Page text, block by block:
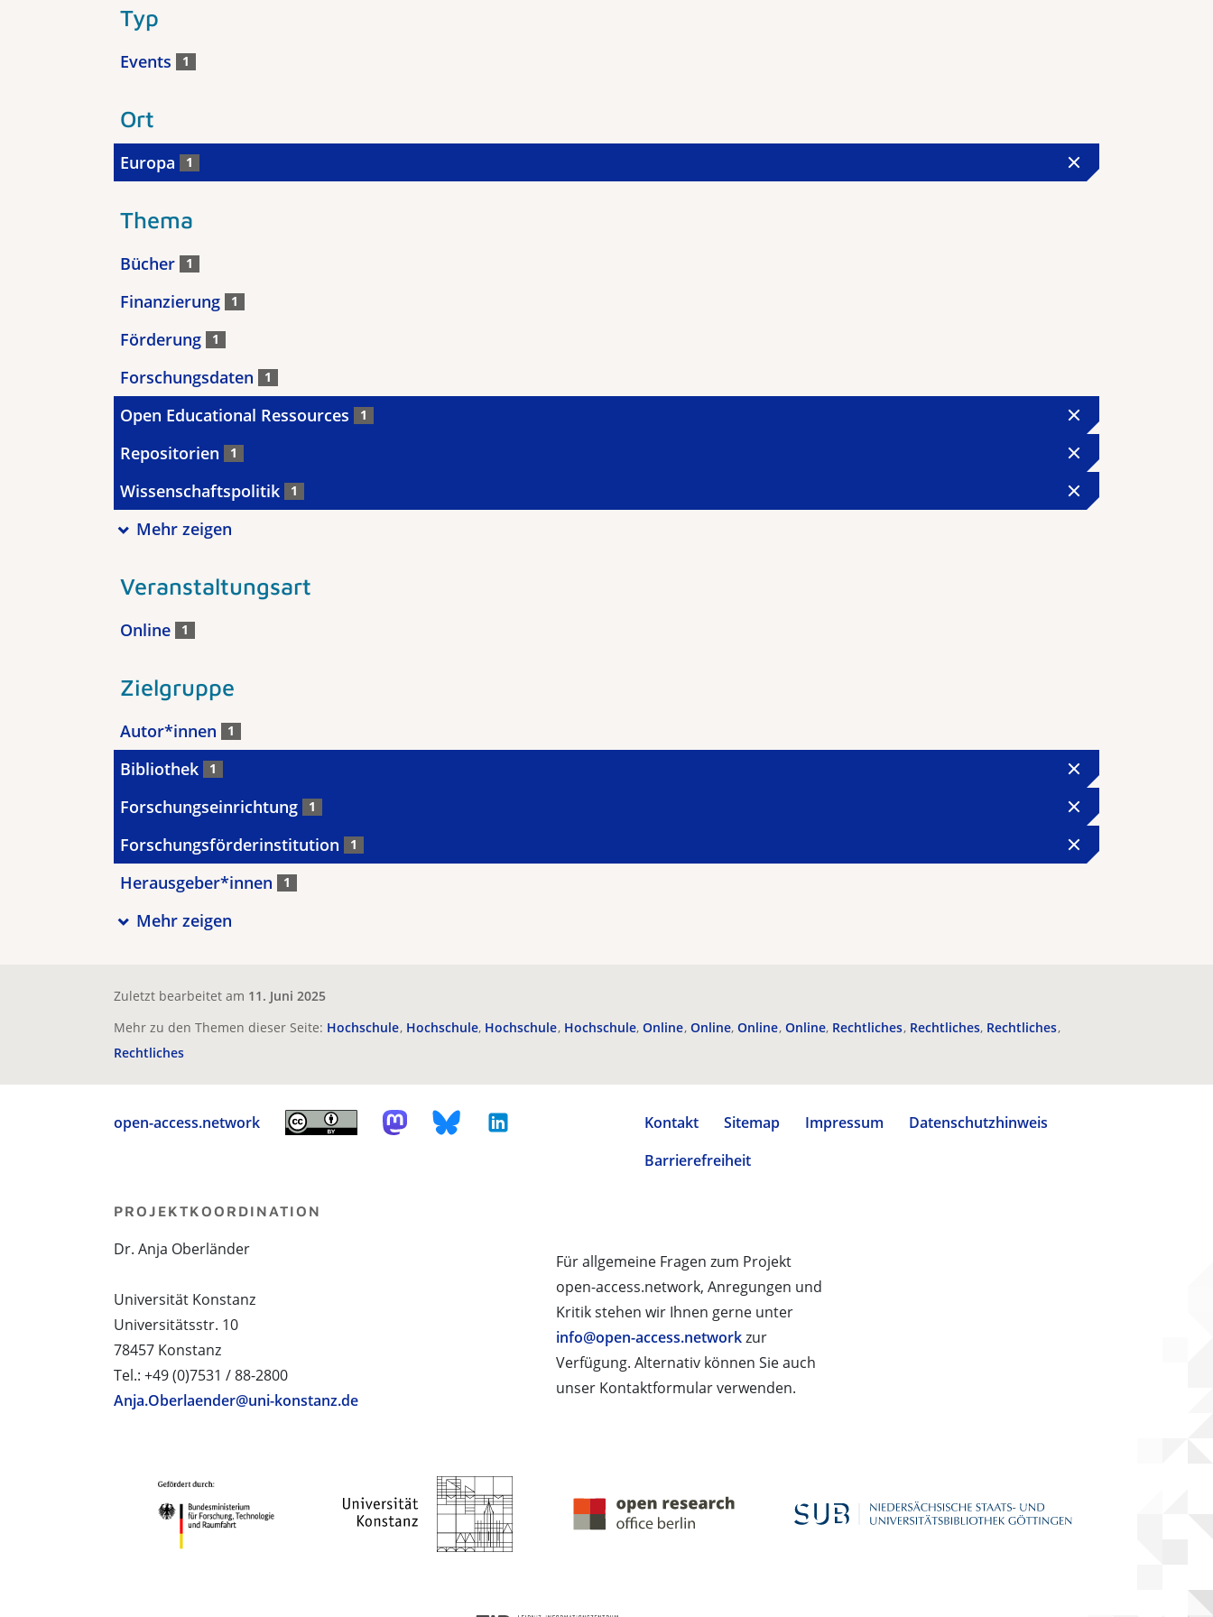
Typ
Events 1
Ort
Europa 1
Thema
Bücher 1
Finanzierung 1
Förderung 1
Forschungsdaten 1
Open Educational Ressources 1
Repositorien 1
Wissenschaftspolitik 1
Mehr zeigen
Veranstaltungsart
Online 1
Zielgruppe
Autor*innen 1
Bibliothek 1
Forschungseinrichtung 1
Forschungsförderinstitution 1
Herausgeber*innen 1
Mehr zeigen
Zuletzt bearbeitet am 11. Juni 2025
Mehr zu den Themen dieser Seite: Hochschule Hochschule Hochschule Hochschule Online Online Online Online Rechtliches Rechtliches Rechtliches
Rechtliches
open-access.network Kontakt Sitemap Impressum
Datenschutzhinweis
Barrierefreiheit
Für allgemeine Fragen zum Projekt
open-access.network, Anregungen und
Kritik stehen wir Ihnen gerne unter
info@open-access.networkzur
Verfügung. Alternativ können Sie auch
unser Kontaktformular verwenden.
PROJEKTKOORDINATION
Dr. Anja Oberländer
Universität Konstanz
Universitätsstr. 10
78457 Konstanz
Tel.: +49 (0)7531 / 88-2800
Anja.Oberlaender@uni-konstanz.de